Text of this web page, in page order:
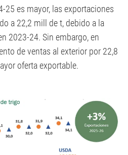
25 es mayor, las exportaciones
a 22,2 mill de t, debido a la
2023-24. Sin embargo, en
de ventas al exterior por 22,8
oferta exportable.